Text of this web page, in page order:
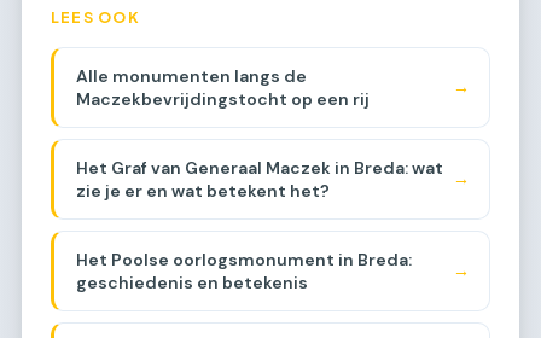
LEES OOK
Alle monumenten langs de
Maczekbevrijdingstocht op een rij
→
Het Graf van Generaal Maczek in Breda: wat
zie je er en wat betekent het?
→
Het Poolse oorlogsmonument in Breda:
geschiedenis en betekenis
→